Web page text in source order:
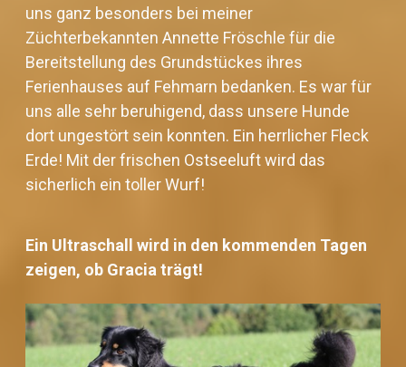
uns ganz besonders bei meiner
Züchterbekannten Annette Fröschle für die
Bereitstellung des Grundstückes ihres
Ferienhauses auf Fehmarn bedanken. Es war für
uns alle sehr beruhigend, dass unsere Hunde
dort ungestört sein konnten. Ein herrlicher Fleck
Erde! Mit der frischen Ostseeluft wird das
sicherlich ein toller Wurf!
Ein Ultraschall wird in den kommenden Tagen
zeigen, ob Gracia trägt!